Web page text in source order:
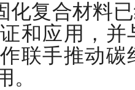
复合材料已
和应用，
联手推动
。